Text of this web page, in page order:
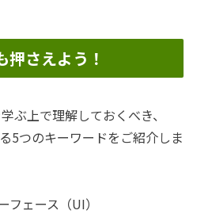
押さえよう！
ぶ上で理解しておくべき、
5つのキーワードをご紹介しま
フェース（UI）